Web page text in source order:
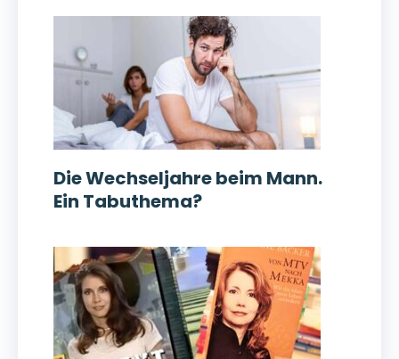
Die Wechseljahre beim Mann.
Ein Tabuthema?